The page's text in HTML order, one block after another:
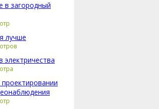
в загородный
лучше
электричества